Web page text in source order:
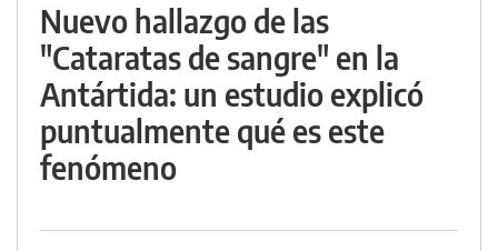
Nuevo hallazgo de las
"Cataratas de sangre" en la
Antártida: un estudio explicó
puntualmente qué es este
fenómeno